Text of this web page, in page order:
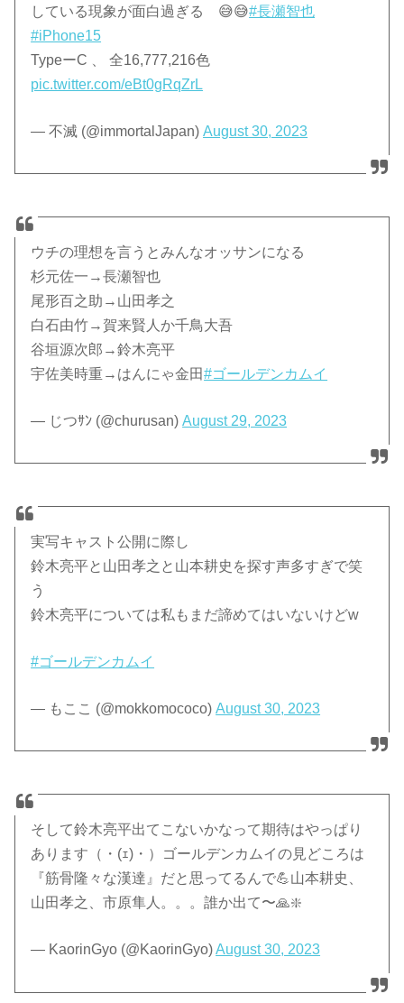
している現象が面白過ぎる 😅😅#長瀬智也
#iPhone15
TypeーC 、 全16,777,216色
pic.twitter.com/eBt0gRqZrL
— 不滅 (@immortalJapan)August 30, 2023
ウチの理想を言うとみんなオッサンになる
杉元佐一→長瀬智也
尾形百之助→山田孝之
白石由竹→賀来賢人か千鳥大吾
谷垣源次郎→鈴木亮平
宇佐美時重→はんにゃ金田#ゴールデンカムイ
— じつｻﾝ (@churusan)August 29, 2023
実写キャスト公開に際し
鈴木亮平と山田孝之と山本耕史を探す声多すぎで笑
う
鈴木亮平については私もまだ諦めてはいないけどw
#ゴールデンカムイ
— もここ (@mokkomococo)August 30, 2023
そして鈴木亮平出てこないかなって期待はやっぱり
あります（・(ｪ)・）ゴールデンカムイの見どころは
『筋骨隆々な漢達』だと思ってるんで💪山本耕史、
山田孝之、市原隼人。。。誰か出て〜🙏❇️
— KaorinGyo (@KaorinGyo)August 30, 2023